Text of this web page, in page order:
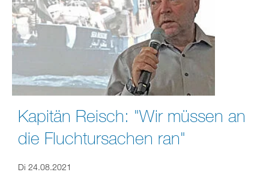
Kapitän Reisch: "Wir müssen an
die Fluchtursachen ran"
Di 24.08.2021